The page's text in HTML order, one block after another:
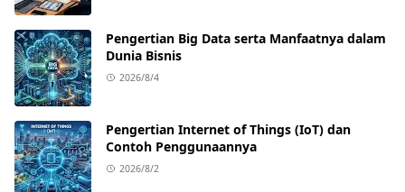
Pengertian Big Data serta Manfaatnya dalam
Dunia Bisnis
2026/8/4
Pengertian Internet of Things (IoT) dan
Contoh Penggunaannya
2026/8/2